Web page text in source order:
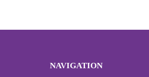
NAVIGATION